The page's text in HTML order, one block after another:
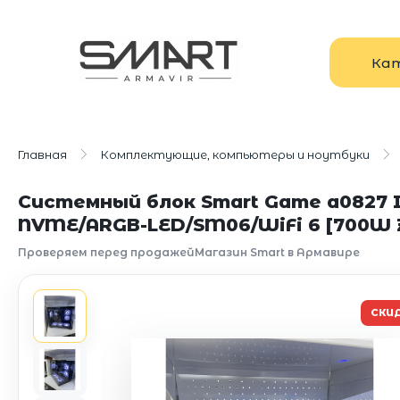
Главная Комплектующие, компьютеры и ноутбуки
Системный блок Smart Game a0827
NVME/ARGB-LED/SM06/WiFi 6
Проверяем перед продажейМагазин Smart в Армавире